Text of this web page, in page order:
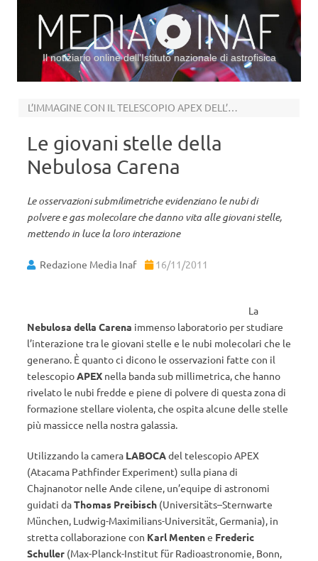
Il notiziario online dell’Istituto nazionale di astrofisica
L’IMMAGINE CON IL TELESCOPIO APEX DELL’ESO
Le giovani stelle della
Nebulosa Carena
Le osservazioni submilimetriche evidenziano le nubi di
polvere e gas molecolare che danno vita alle giovani stelle,
mettendo in luce la loro interazione
Redazione Media Inaf 16/11/2011
La
Nebulosa della Carena immenso laboratorio per studiare
l’interazione tra le giovani stelle e le nubi molecolari che le
generano. È quanto ci dicono le osservazioni fatte con il
telescopioAPEX nella banda sub millimetrica, che hanno
rivelato le nubi fredde e piene di polvere di questa zona di
formazione stellare violenta, che ospita alcune delle stelle
più massicce nella nostra galassia.
Utilizzando la camera LABOCAdel telescopio APEX
(Atacama Pathfinder Experiment) sulla piana di
Chajnanotor nelle Ande cilene, un’equipe di astronomi
guidati daThomas Preibisch (Universitäts–Sternwarte
München, Ludwig-Maximilians-Universität, Germania), in
stretta collaborazione con Karl Mentene Frederic
Schuller (Max-Planck-Institut für Radioastronomie, Bonn,